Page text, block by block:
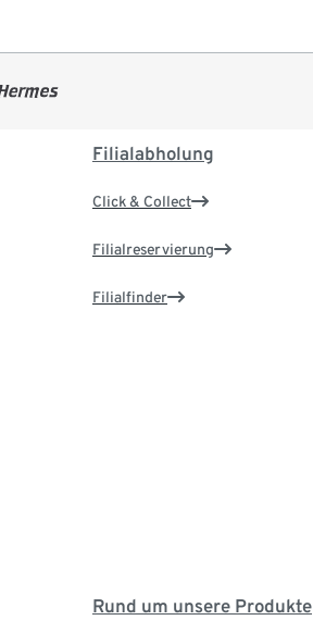
Filialabholung
Click & Collect
Filialreservierung
Filialfinder
Rund um unsere Produkte